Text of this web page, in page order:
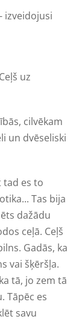
izveidojusi
uz
cilvēkam
un dvēseliski
tad es to
Tas bija
dažādu
ceļā. Ceļš
Gadās, ka
vai šķēršļa.
tā, jo zem tā
Tāpēc es
savu